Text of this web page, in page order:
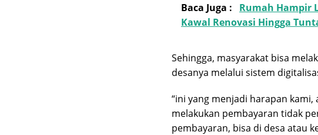
Baca Juga :
Rumah Hampir
Kawal Renovasi Hingga
Sehingga, masyarakat bisa
desanya melalui sistem
“ini yang menjadi harapan
melakukan pembayaran tidak
pembayaran, bisa di desa atau